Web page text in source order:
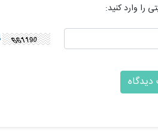
را وارد کنید: